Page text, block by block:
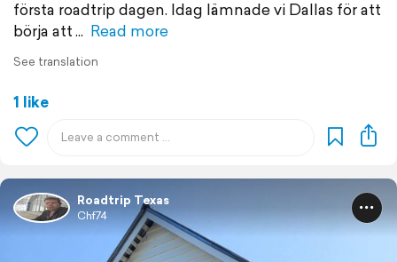
första roadtrip dagen. Idag lämnade vi Dallas för att
börja att
Read more
See translation
1 like
Roadtrip Texas
Chf74